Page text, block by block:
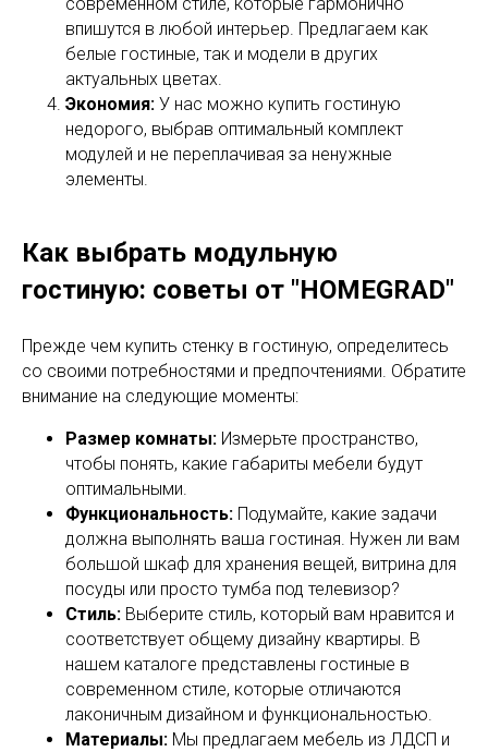
впишутся в любой интерьер. Предлагаем как
белые гостиные, так и модели в других
актуальных цветах.
Экономия: У нас можно купить гостиную
недорого, выбрав оптимальный комплект
модулей и не переплачивая за ненужные
элементы.
Как выбрать модульную
гостиную: советы от "HOMEGRAD"
Прежде чем купить стенку в гостиную, определитесь
со своими потребностями и предпочтениями. Обратите
внимание на следующие моменты:
Размер комнаты: Измерьте пространство,
чтобы понять, какие габариты мебели будут
оптимальными.
Функциональность: Подумайте, какие задачи
должна выполнять ваша гостиная. Нужен ли вам
большой шкаф для хранения вещей, витрина для
посуды или просто тумба под телевизор?
Стиль: Выберите стиль, который вам нравится и
соответствует общему дизайну квартиры. В
нашем каталоге представлены гостиные в
современном стиле, которые отличаются
лаконичным дизайном и функциональностью.
Материалы: Мы предлагаем мебель из ЛДСП и